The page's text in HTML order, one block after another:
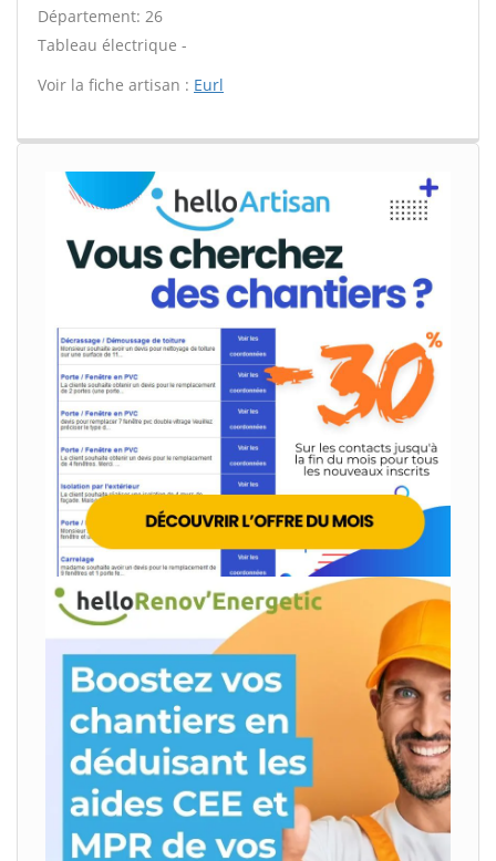
Département: 26
Tableau électrique -
Voir la fiche artisan : Eurl